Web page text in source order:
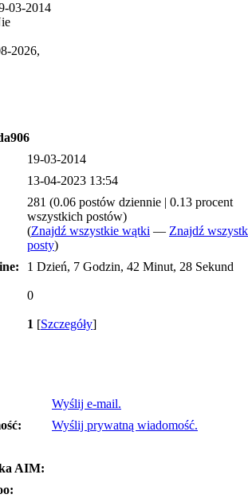
03-2014
2026,
19-03-2014
13-04-2023 13:54
281 (0.06 postów dziennie | 0.13 procent
wszystkich postów)
(Znajdź wszystkie wątki — Znajdź
posty)
1 Dzień, 7 Godzin, 42 Minut, 28 Sekund
0
1 [Szczegóły]
Wyślij e-mail.
Wyślij prywatną wiadomość.
AIM: